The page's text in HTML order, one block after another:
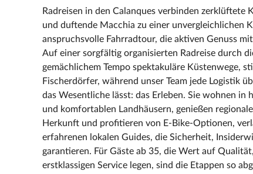
Radreisen in den Calanques verbinden zerklüftete
und duftende Macchia zu einer unvergleichlichen
anspruchsvolle Fahrradtour, die aktiven Genuss
Auf einer sorgfältig organisierten Radreise durch
gemächlichem Tempo spektakuläre Küstenwege,
Fischerdörfer, während unser Team jede Logistik
das Wesentliche lässt: das Erleben. Sie wohnen in
und komfortablen Landhäusern, genießen
Herkunft und profitieren von E‑Bike‑Optionen,
erfahrenen lokalen Guides, die Sicherheit,
garantieren. Für Gäste ab 35, die Wert auf
erstklassigen Service legen, sind die Etappen so